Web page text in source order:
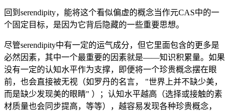
回到serendipity，能将这个看似偏虚的概念当作元CAS中的一
个固定目标，是因为它背后隐藏的一些重要思想。
尽管serendipity中有一定的运气成分，但它里面包含的更多是
必然因素，其中一个最重要的因素就是——知识积累量。如果
没有一定的认知水平作为支撑，即便将一个珍贵概念摆在眼
前，也会直接被无视（如罗丹的名言， "世界上并不缺少美，
而是缺少发现美的眼睛" ）；认知水平越高（选择或接触的素
材质量也会同步提高，等等），越容易发现各种珍贵概念，